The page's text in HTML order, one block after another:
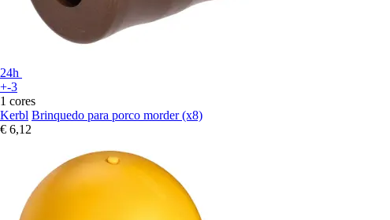
24h
+-3
1 cores
Kerbl Brinquedo para porco morder (x8)
€ 6,12